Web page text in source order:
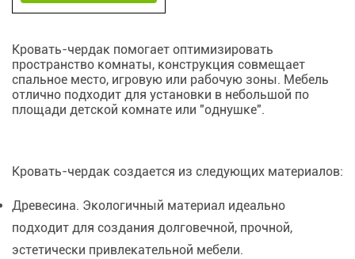
Кровать-чердак помогает оптимизировать
пространство комнаты, конструкция совмещает
спальное место, игровую или рабочую зоны. Мебель
отлично подходит для установки в небольшой по
площади детской комнате или "однушке".
Кровать-чердак создается из следующих материалов:
Древесина. Экологичный материал идеально
подходит для создания долговечной, прочной,
эстетически привлекательной мебели.